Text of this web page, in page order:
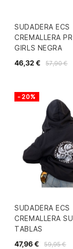
SUDADERA ECS
CREMALLERA
GIRLS NEGRA
57,90 €
46,32 €
SUDADERA ECS
CREMALLERA
TABLAS
59,95 €
47,96 €
-20%